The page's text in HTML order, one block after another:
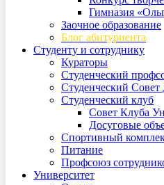
Гимназия
Заочное образование
Блог абитуриента
Студенту и сотруднику
Кураторы
Студенческий
Студенческий Совет
Студенческий клуб
Совет Клуба
Досуговые
Спортивный
Питание
Профсоюз
Университет